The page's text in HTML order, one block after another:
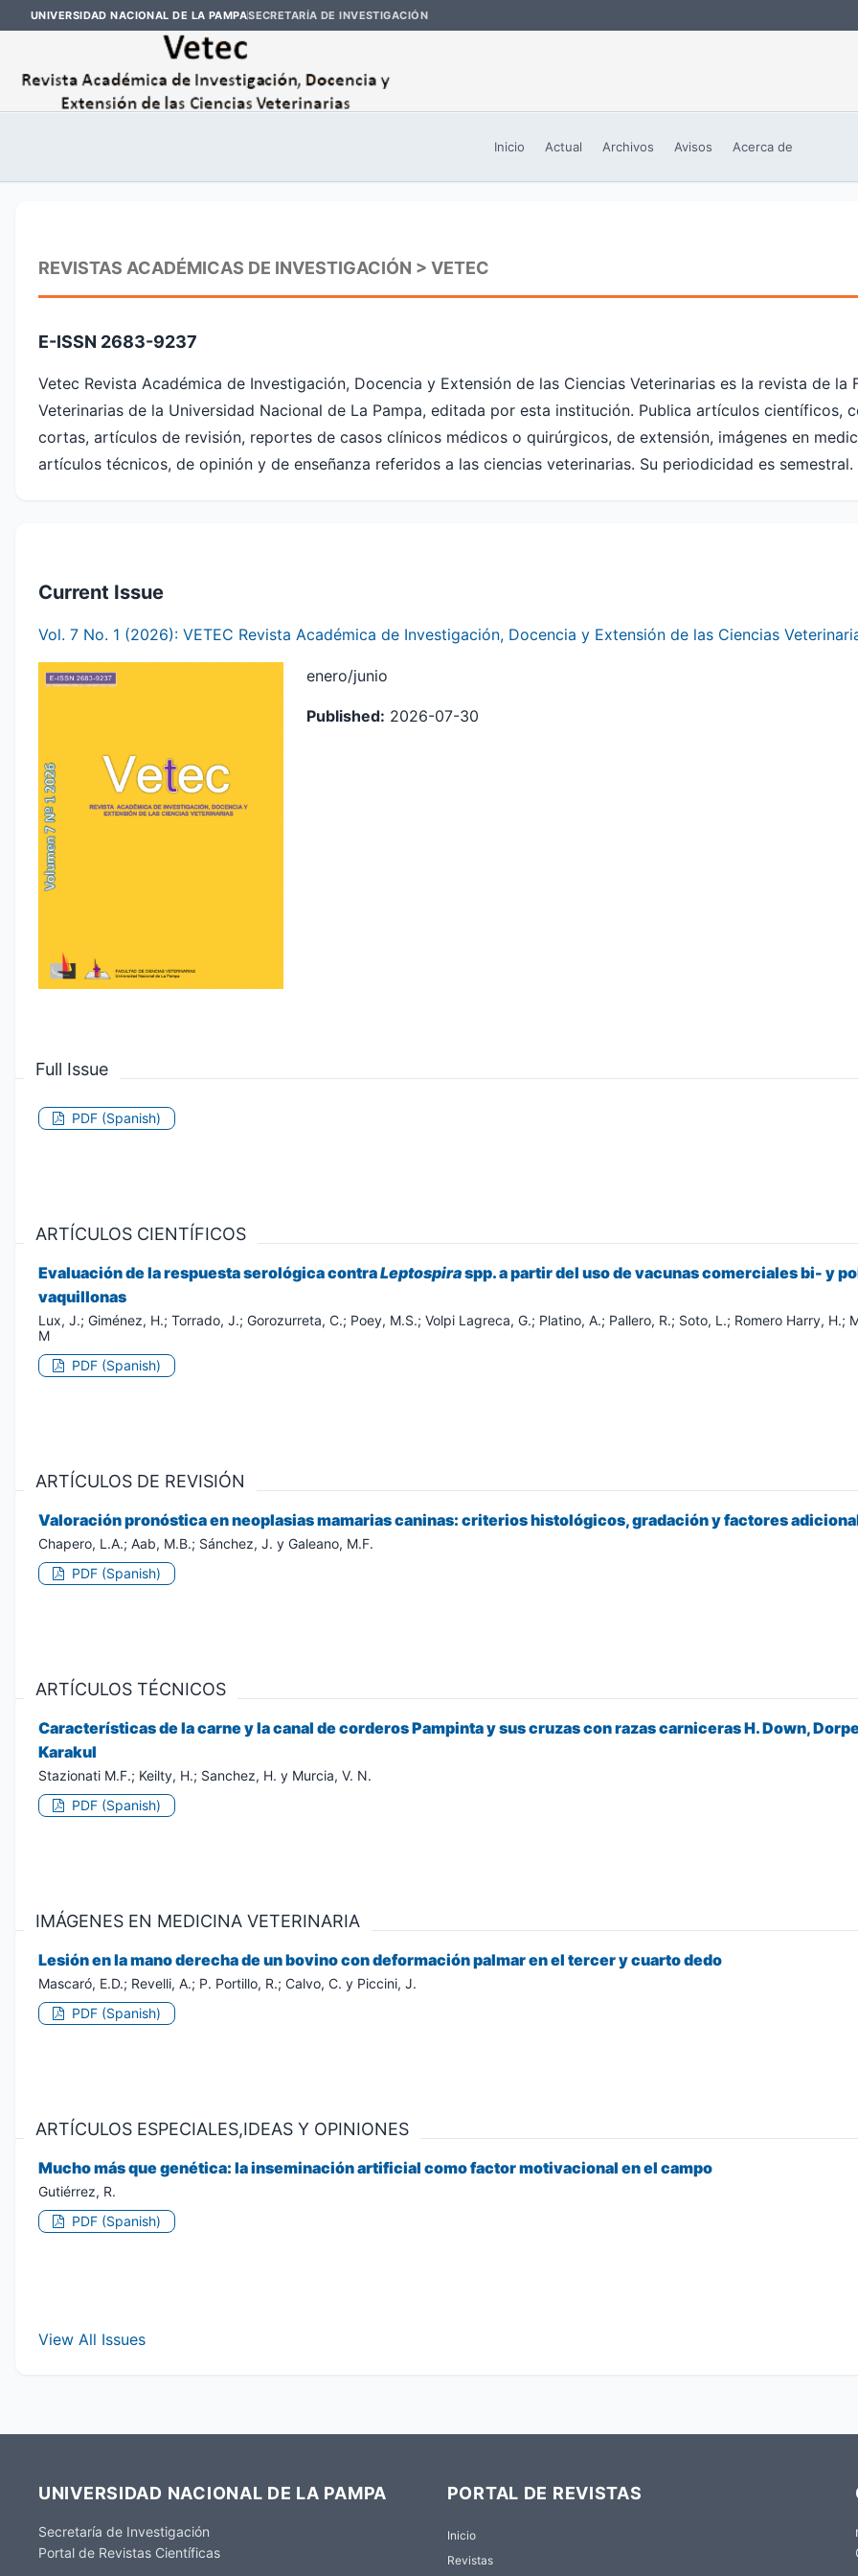
UNIVERSIDAD NACIONAL DE LA PAMPASECRETARÍA DE INVESTIGACIÓN
Inicio Actual Archivos Avisos Acerca de
REVISTAS ACADÉMICAS DE INVESTIGACIÓN > VETEC
E-ISSN 2683-9237
Vetec Revista Académica de Investigación, Docencia y Extensión de las Ciencias Veterinarias es la revista de la
Veterinarias de la Universidad Nacional de La Pampa, editada por esta institución. Publica artículos científicos,
cortas, artículos de revisión, reportes de casos clínicos médicos o quirúrgicos, de extensión, imágenes en
artículos técnicos, de opinión y de enseñanza referidos a las ciencias veterinarias. Su periodicidad es semestral.
Current Issue
Vol. 7 No. 1 (2026): VETEC Revista Académica de Investigación, Docencia y Extensión de las Ciencias
enero/junio
Published: 2026-07-30
Full Issue
PDF (Spanish)
ARTÍCULOS CIENTÍFICOS
Evaluación de la respuesta serológica contraLeptospiraspp. a partir del uso de vacunas comerciales bi- y
vaquillonas
Lux, J.; Giménez, H.; Torrado, J.; Gorozurreta, C.; Poey, M.S.; Volpi Lagreca, G.; Platino, A.; Pallero, R.; Soto, L.; Romero Harry, H.;
M
PDF (Spanish)
ARTÍCULOS DE REVISIÓN
Valoración pronóstica en neoplasias mamarias caninas: criterios histológicos, gradación y factores
Chapero, L.A.; Aab, M.B.; Sánchez, J. y Galeano, M.F.
PDF (Spanish)
ARTÍCULOS TÉCNICOS
Características de la carne y la canal de corderos Pampinta y sus cruzas con razas carniceras H. Down,
Karakul
Stazionati M.F.; Keilty, H.; Sanchez, H. y Murcia, V. N.
PDF (Spanish)
IMÁGENES EN MEDICINA VETERINARIA
Lesión en la mano derecha de un bovino con deformación palmar en el tercer y cuarto dedo
Mascaró, E.D.; Revelli, A.; P. Portillo, R.; Calvo, C. y Piccini, J.
PDF (Spanish)
ARTÍCULOS ESPECIALES,IDEAS Y OPINIONES
Mucho más que genética: la inseminación artificial como factor motivacional en el campo
Gutiérrez, R.
PDF (Spanish)
View All Issues
UNIVERSIDAD NACIONAL DE LA PAMPA
Secretaría de Investigación
Portal de Revistas Científicas
PORTAL DE REVISTAS
Inicio
Revistas